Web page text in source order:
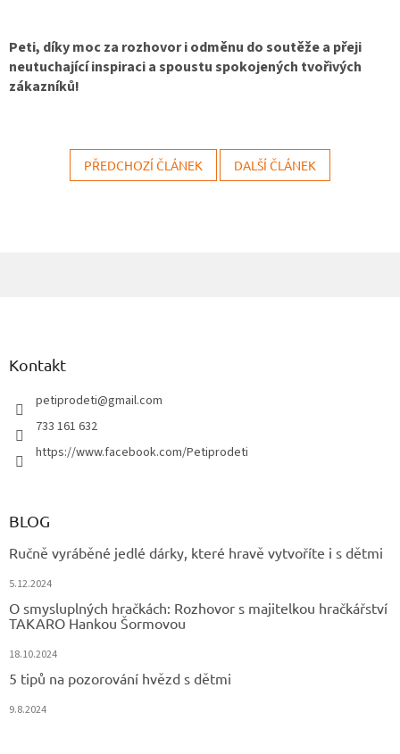
Peti, díky moc za rozhovor i odměnu do soutěže a přeji
neutuchající inspiraci a spoustu spokojených tvořivých
zákazníků!
PŘEDCHOZÍ ČLÁNEK DALŠÍ ČLÁNEK
Kontakt
petiprodeti@gmail.com
733 161 632
https://www.facebook.com/Petiprodeti
BLOG
Ručně vyráběné jedlé dárky, které hravě vytvoříte i s dětmi
5.12.2024
O smysluplných hračkách: Rozhovor s majitelkou hračkářství
TAKARO Hankou Šormovou
18.10.2024
5 tipů na pozorování hvězd s dětmi
9.8.2024